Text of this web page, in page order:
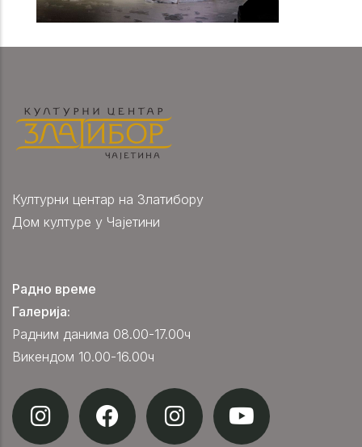
Културни центар на Златибору
Дом културе у Чајетини
Радно време
Галерија:
Радним данима 08.00-17.00ч
Викендом 10.00-16.00ч